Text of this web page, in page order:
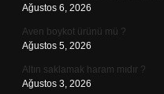
Ağustos 6, 2026
Aven boykot ürünü mü ?
Ağustos 5, 2026
Altın saklamak haram mıdır ?
Ağustos 3, 2026